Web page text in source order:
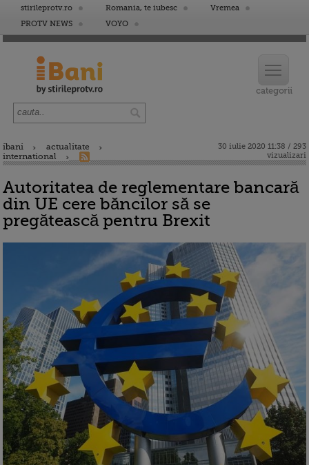
stirileprotv.ro Romania, te iubesc
Vremea
PROTV NEWS
VOYO
ibani
actualitate
international
30 iulie 2020 11:38 / 293
vizualizari
Autoritatea de reglementare bancară
din UE cere băncilor să se
pregătească pentru Brexit